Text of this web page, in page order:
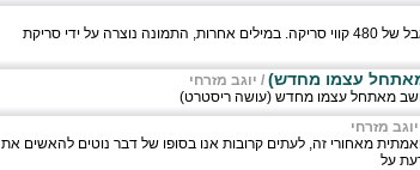
במשך עשרות שנים מערכות הטלוויזיה במעגל סגור התבססו על תקן תמונה מוגבל של 480 קווי סריקה. במילים אחרות, התמונה נוצרה על ידי סריקת
עצמו מחדש) / יוגב מזרחי
מאתחל עצמו מחדש (עושה ריסטרט)
יוגב מזרחי
מאחורי זה, לעתים קרובות אנו בסופו של דבר נוטים להאשים את
על